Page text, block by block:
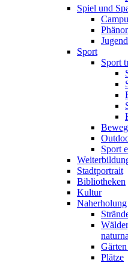
Spiel und
Sport
Sport
Sport
Stadtportrait
Bibliotheken
Kultur
Naherholung
Plätze